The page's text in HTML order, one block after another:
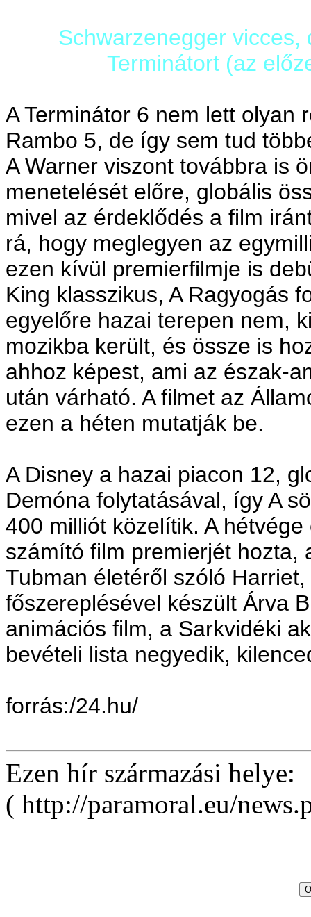
Schwarzenegger
Terminátort (az
A Terminátor 6 nem lett olyan
Rambo 5, de így sem tud
A Warner viszont továbbra is
menetelését előre, globális
mivel az érdeklődés a film
rá, hogy meglegyen az
ezen kívül premierfilmje is
King klasszikus, A Ragyogás
egyelőre hazai terepen nem,
mozikba került, és össze is
ahhoz képest, ami az észak-
után várható. A filmet az
ezen a héten mutatják be.
A Disney a hazai piacon 12,
Demóna folytatásával, így A
400 milliót közelítik. A
számító film premierjét hozta,
Tubman életéről szóló
főszereplésével készült Árva
animációs film, a Sarkvidéki
bevételi lista negyedik,
forrás:/24.hu/
Ezen hír származási helye:
( http://paramoral.eu/